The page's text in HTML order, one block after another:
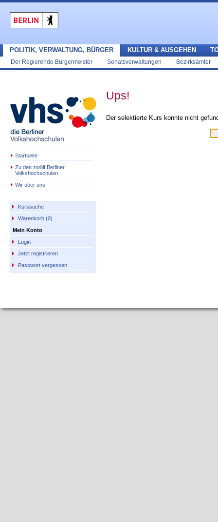
POLITIK, VERWALTUNG, BÜRGER
Der Regierende Bürgermeister Senatsverwaltungen Bezirksämter
KULTUR & AUSGEHEN
Startseite
Zu den zwölf Berliner
Volkshochschulen
Wir über uns
Kurssuche
Warenkorb (0)
Mein Konto
Login
Jetzt registrieren
Passwort vergessen
Ups!
Der selektierte Kurs konnte nicht